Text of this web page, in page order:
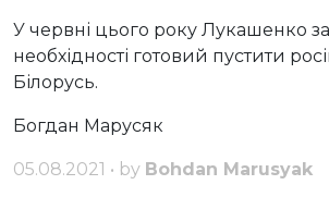
У червні цього року Лукашенко
необхідності готовий пустити
Білорусь.
Богдан Марусяк
05.08.2021 • by Bohdan Marusyak